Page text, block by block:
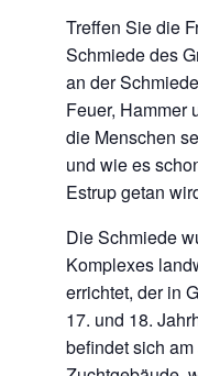
Treffen Sie die
Schmiede des
an der
Feuer, Hammer
die Menschen
und wie es
Estrup getan
Die Schmiede
Komplexes
errichtet, der in
17. und 18.
befindet sich